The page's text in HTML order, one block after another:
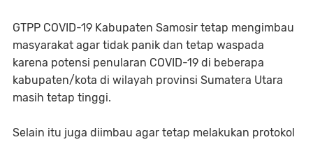
GTPP COVID-19 Kabupaten Samosir tetap mengimbau
masyarakat agar tidak panik dan tetap waspada
karena potensi penularan COVID-19 di beberapa
kabupaten/kota di wilayah provinsi Sumatera Utara
masih tetap tinggi.
Selain itu juga diimbau agar tetap melakukan protokol